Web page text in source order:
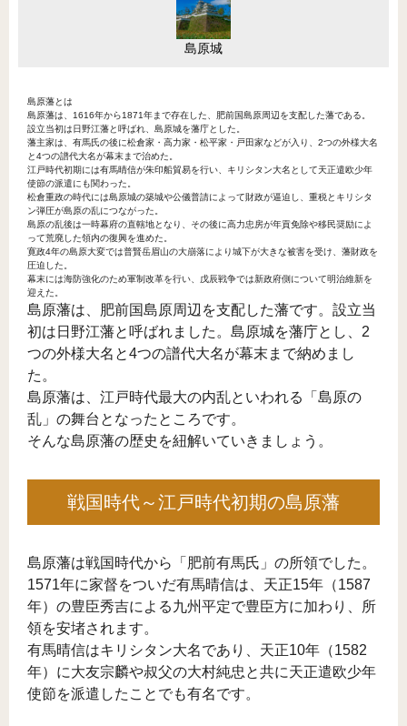
島原城
島原藩とは
島原藩は、1616年から1871年まで存在した、肥前国島原周辺を支配した藩である。
設立当初は日野江藩と呼ばれ、島原城を藩庁とした。
藩主家は、有馬氏の後に松倉家・高力家・松平家・戸田家などが入り、2つの外様大名
と4つの譜代大名が幕末まで治めた。
江戸時代初期には有馬晴信が朱印船貿易を行い、キリシタン大名として天正遣欧少年
使節の派遣にも関わった。
松倉重政の時代には島原城の築城や公儀普請によって財政が逼迫し、重税とキリシタ
ン弾圧が島原の乱につながった。
島原の乱後は一時幕府の直轄地となり、その後に高力忠房が年貢免除や移民奨励によ
って荒廃した領内の復興を進めた。
寛政4年の島原大変では普賢岳眉山の大崩落により城下が大きな被害を受け、藩財政を
圧迫した。
幕末には海防強化のため軍制改革を行い、戊辰戦争では新政府側について明治維新を
迎えた。
島原藩は、肥前国島原周辺を支配した藩です。設立当
初は日野江藩と呼ばれました。島原城を藩庁とし、2
つの外様大名と4つの譜代大名が幕末まで納めまし
た。
島原藩は、江戸時代最大の内乱といわれる「島原の
乱」の舞台となったところです。
そんな島原藩の歴史を紐解いていきましょう。
戦国時代～江戸時代初期の島原藩
島原藩は戦国時代から「肥前有馬氏」の所領でした。
1571年に家督をついだ有馬晴信は、天正15年（1587
年）の豊臣秀吉による九州平定で豊臣方に加わり、所
領を安堵されます。
有馬晴信はキリシタン大名であり、天正10年（1582
年）に大友宗麟や叔父の大村純忠と共に天正遣欧少年
使節を派遣したことでも有名です。